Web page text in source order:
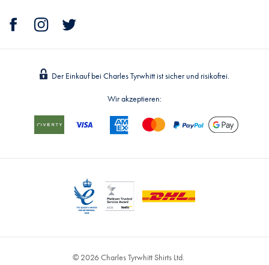
Der Einkauf bei Charles Tyrwhitt ist sicher und risikofrei.
Wir akzeptieren:
© 2026 Charles Tyrwhitt Shirts Ltd.